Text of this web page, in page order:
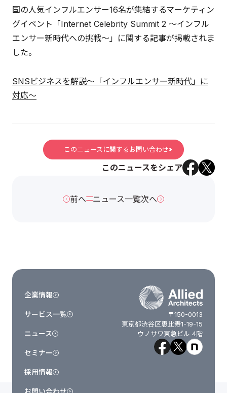
国の人気インフルエンサー16名が集結するマーケティン
グイベント「Internet Celebrity Summit 2 ～インフル
エンサー新時代への挑戦～」に関する記事が掲載されま
した。
SNSビジネスを解説～「インフルエンサー新時代」に
対応～
このニュースに関するお問い合わせ
このニュースをシェア
前へ ニュース一覧次へ
〒150-0013
東京都渋谷区恵比寿1-19-15
ウノサワ東急ビル 4階
企業情報
サービス一覧
ニュース
セミナー
採用情報
お問い合わせ